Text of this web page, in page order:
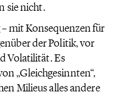
sie nicht.
mit Konsequenzen für
der Politik, vor
Volatilität. Es
„Gleichgesinnten“,
Milieus alles andere